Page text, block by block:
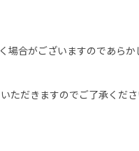
合がございますのであらか
ただきますのでご了承くださ